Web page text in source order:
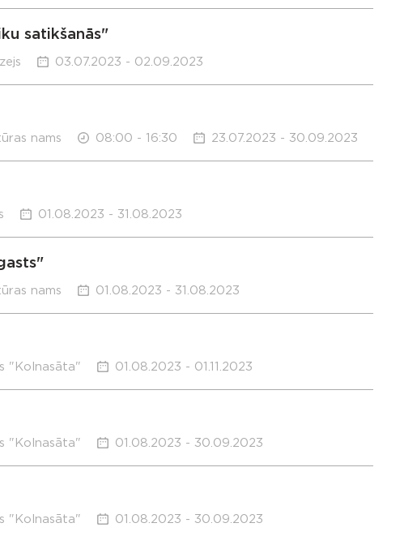
satikšanās"
03.07.2023 - 02.09.2023
nams 08:00 - 16:30 23.07.2023 - 30.09.2023
01.08.2023 - 31.08.2023
nams 01.08.2023 - 31.08.2023
"Kolnasāta" 01.08.2023 - 01.11.2023
"Kolnasāta" 01.08.2023 - 30.09.2023
"Kolnasāta" 01.08.2023 - 30.09.2023